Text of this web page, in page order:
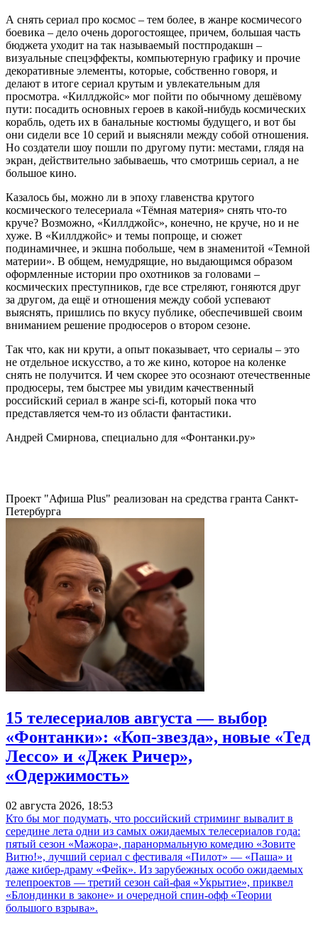
А снять сериал про космос – тем более, в жанре космичесого
боевика – дело очень дорогостоящее, причем, большая часть
бюджета уходит на так называемый постпродакшн –
визуальные спецэффекты, компьютерную графику и прочие
декоративные элементы, которые, собственно говоря, и
делают в итоге сериал крутым и увлекательным для
просмотра. «Киллджойс» мог пойти по обычному дешёвому
пути: посадить основных героев в какой-нибудь космических
корабль, одеть их в банальные костюмы будущего, и вот бы
они сидели все 10 серий и выясняли между собой отношения.
Но создатели шоу пошли по другому пути: местами, глядя на
экран, действительно забываешь, что смотришь сериал, а не
большое кино.
Казалось бы, можно ли в эпоху главенства крутого
космического телесериала «Тёмная материя» снять что-то
круче? Возможно, «Киллджойс», конечно, не круче, но и не
хуже. В «Киллджойс» и темы попроще, и сюжет
подинамичнее, и экшна побольше, чем в знаменитой «Темной
материи». В общем, немудрящие, но выдающимся образом
оформленные истории про охотников за головами –
космических преступников, где все стреляют, гоняются друг
за другом, да ещё и отношения между собой успевают
выяснять, пришлись по вкусу публике, обеспечившей своим
вниманием решение продюсеров о втором сезоне.
Так что, как ни крути, а опыт показывает, что сериалы – это
не отдельное искусство, а то же кино, которое на коленке
снять не получится. И чем скорее это осознают отечественные
продюсеры, тем быстрее мы увидим качественный
российский сериал в жанре sci-fi, который пока что
представляется чем-то из области фантастики.
Андрей Смирнова, специально для «Фонтанки.ру»
Проект "Афиша Plus" реализован на средства гранта Санкт-
Петербурга
15 телесериалов августа — выбор
«Фонтанки»: «Коп-звезда», новые «Тед
Лессо» и «Джек Ричер»,
«Одержимость»
02 августа 2026, 18:53
Кто бы мог подумать, что российский стриминг вывалит в
середине лета одни из самых ожидаемых телесериалов года:
пятый сезон «Мажора», паранормальную комедию «Зовите
Витю!», лучший сериал с фестиваля «Пилот» — «Паша» и
даже кибер-драму «Фейк». Из зарубежных особо ожидаемых
телепроектов — третий сезон сай-фая «Укрытие», приквел
«Блондинки в законе» и очередной спин-офф «Теории
большого взрыва».